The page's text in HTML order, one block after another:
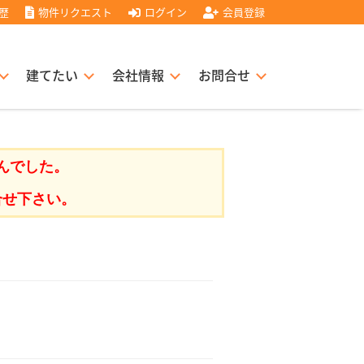
物件リクエスト ログイン 会員登録
建てたい 会社情報
経営理念
お問合せ
住宅販売協力店募集
した。
下さい。